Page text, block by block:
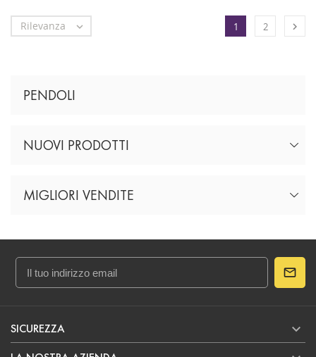
PENDOLI
NUOVI PRODOTTI
MIGLIORI VENDITE
Rilevanza  1 2 
SICUREZZA 